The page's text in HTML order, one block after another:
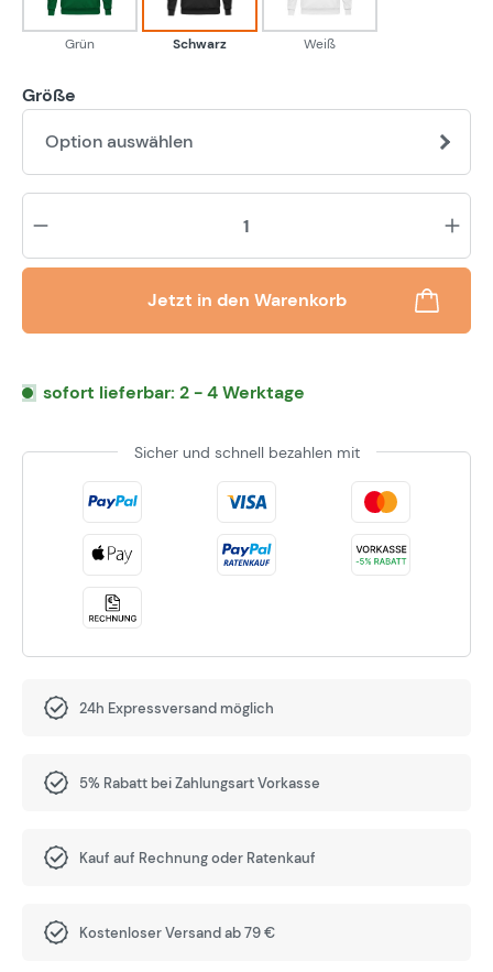
Grün Schwarz Weiß
Größe
Option auswählen
Jetzt in den Warenkorb
sofort lieferbar: 2 - 4 Werktage
Sicher und schnell bezahlen mit
24h Expressversand möglich
5% Rabatt bei Zahlungsart Vorkasse
Kauf auf Rechnung oder Ratenkauf
Kostenloser Versand ab 79 €